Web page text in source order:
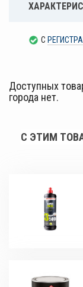
С
Доступных
города нет.
С ЭТИМ